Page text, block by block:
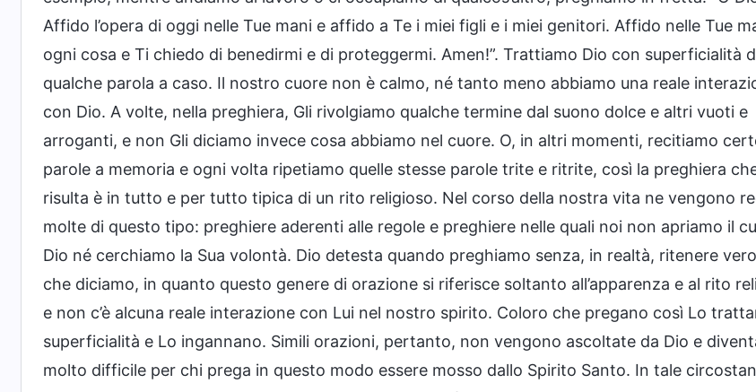
Affido l’opera di oggi nelle Tue mani e affido a Te i miei figli e i miei genitori. Affido nelle Tue
ogni cosa e Ti chiedo di benedirmi e di proteggermi. Amen!”. Trattiamo Dio con superficialità
qualche parola a caso. Il nostro cuore non è calmo, né tanto meno abbiamo una reale
con Dio. A volte, nella preghiera, Gli rivolgiamo qualche termine dal suono dolce e altri vuoti e
arroganti, e non Gli diciamo invece cosa abbiamo nel cuore. O, in altri momenti, recitiamo
parole a memoria e ogni volta ripetiamo quelle stesse parole trite e ritrite, così la preghiera
risulta è in tutto e per tutto tipica di un rito religioso. Nel corso della nostra vita ne vengono
molte di questo tipo: preghiere aderenti alle regole e preghiere nelle quali noi non apriamo il
Dio né cerchiamo la Sua volontà. Dio detesta quando preghiamo senza, in realtà, ritenere
che diciamo, in quanto questo genere di orazione si riferisce soltanto all’apparenza e al rito
e non c’è alcuna reale interazione con Lui nel nostro spirito. Coloro che pregano così Lo
superficialità e Lo ingannano. Simili orazioni, pertanto, non vengono ascoltate da Dio e
molto difficile per chi prega in questo modo essere mosso dallo Spirito Santo. In tale